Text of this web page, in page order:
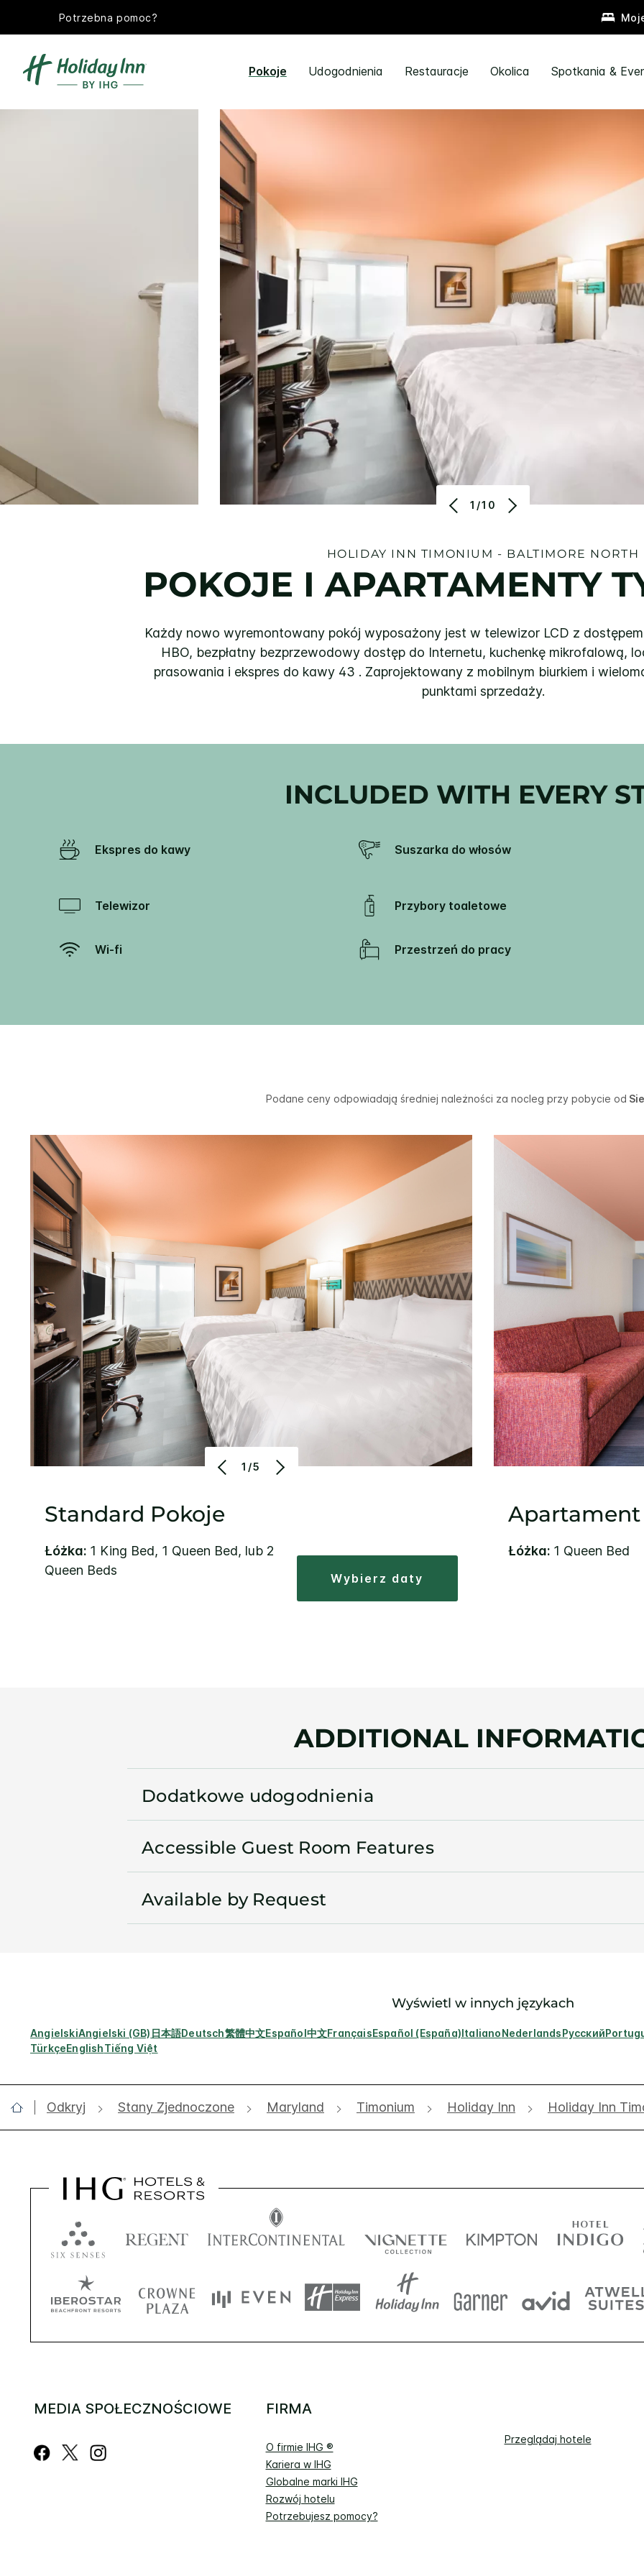
Potrzebna pomoc?
Pokoje Udogodnienia Restauracje Okolica Spotkania &
1/10
HOLIDAY INN TIMONIUM - BALTIMORE NORTH
POKOJE I APARTAMENTY
Każdy nowo wyremontowany pokój wyposażony jest w telewizor LCD z
HBO, bezpłatny bezprzewodowy dostęp do Internetu, kuchenkę mikrofalową,
prasowania i ekspres do kawy 43 . Zaprojektowany z mobilnym biurkiem i
punktami sprzedaży.
INCLUDED WITH EVERY
Ekspres do kawy Suszarka do włosów
Telewizor Przybory toaletowe
Wi-fi Przestrzeń do pracy
Podane ceny odpowiadają średniej należności za nocleg przy pobycie od
1/5
Standard Pokoje
Łóżka: 1 King Bed, 1 Queen Bed, lub 2
Queen Beds
wybierz daty
Apartament
Łóżka: 1 Queen Bed
ADDITIONAL
Dodatkowe udogodnienia
Accessible Guest Room Features
Available by Request
Wyświetl w innych językach
AngielskiAngielski (GB) 日本語Deutsch繁體中文Español中文FrançaisEspañol (España)ItalianoNederlandsРусский
TürkçeEnglishTiếng Việt
Odkryj Stany Zjednoczone Maryland Timonium Holiday Inn Holiday Inn
MEDIA SPOŁECZNOŚCIOWE FIRMA
O firmie IHG ®
Kariera w IHG
Globalne marki IHG
Rozwój hotelu
Potrzebujesz pomocy?
Przeglądaj hotele